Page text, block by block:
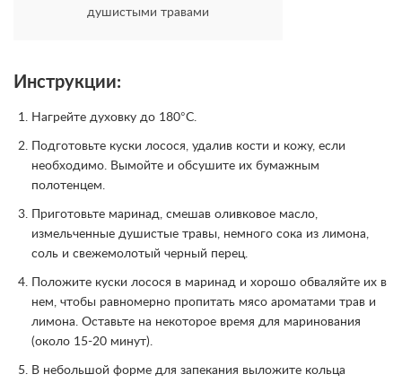
душистыми травами
Инструкции:
Нагрейте духовку до 180°C.
Подготовьте куски лосося, удалив кости и кожу, если
необходимо. Вымойте и обсушите их бумажным
полотенцем.
Приготовьте маринад, смешав оливковое масло,
измельченные душистые травы, немного сока из лимона,
соль и свежемолотый черный перец.
Положите куски лосося в маринад и хорошо обваляйте их в
нем, чтобы равномерно пропитать мясо ароматами трав и
лимона. Оставьте на некоторое время для маринования
(около 15-20 минут).
В небольшой форме для запекания выложите кольца